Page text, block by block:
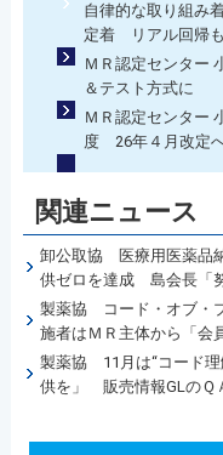
自律的な取り組み
定着 リアル回帰
ＭＲ認定センター
＆テスト方式に
ＭＲ認定センター
度 26年４月改定
関連ニュース
卸公取協 医療用医薬品
供ゼロを達成 島会長「
製薬協 コード・オブ・
施者はＭＲ主体から「会
製薬協 11月は“コード理
供を」 販売情報GLのＱ